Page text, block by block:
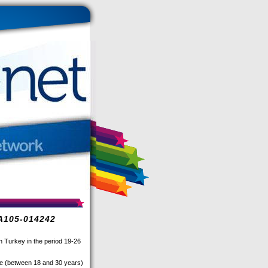
014242
Turkey in the period 19-26
(between 18 and 30 years)